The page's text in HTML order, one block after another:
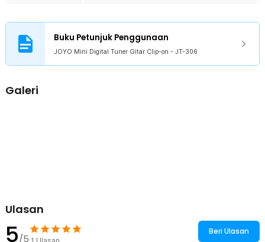
Kelengkapan Produk
Rincian yang Anda dapatkan untuk pembelian produk ini:
1 x JOYO Mini Digital Tuner Gitar Clip-on - JT-306
Buku Petunjuk Penggunaan
JOYO Mini Digital Tuner Gitar Clip-on - JT-306
Galeri
Ulasan
5/5
Beri Ulasan